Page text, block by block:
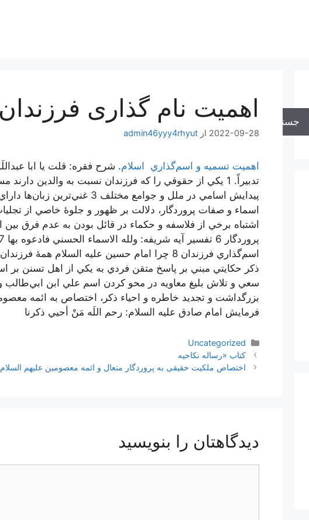
اهمیت نام ‌گذارى
2022-09-28 از admin46yyy4rhyut
اهميت تسميه و اسم‌گذاري اسلام. شرح فقره: قلت يا ابا
اشتباه برخي از فلاسفه و حكماء در قائل بودن به عدم فرق
فرمايش امام صادق عليه السلام: رحم اللَه مَنْ أحيي ذكرنا
دسته‌ها
Uncategorized
ناوبری
نوشته‌ها
کتاب «رساله نکاحیه
اختصاص ملكیت حقیقى به پروردگار متعال و ائمه معصومین علیهم السلام‏
دیدگاهتان را بنویسید
جستجو